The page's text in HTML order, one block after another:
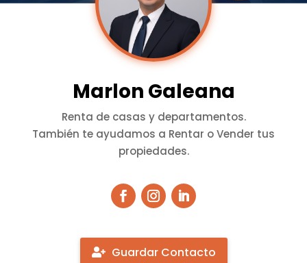
Marlon Galeana
Renta de casas y departamentos.
También te ayudamos a Rentar o Vender tus
propiedades.
Guardar Contacto